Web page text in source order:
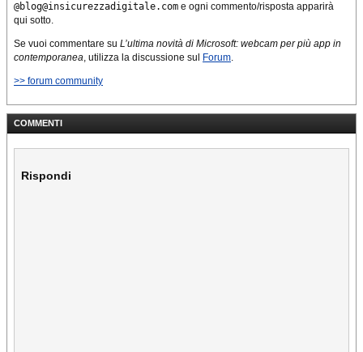
@blog@insicurezzadigitale.com e ogni commento/risposta apparirà
qui sotto.
Se vuoi commentare su L’ultima novità di Microsoft: webcam per più app in
contemporanea, utilizza la discussione sul Forum.
>> forum community
COMMENTI
Rispondi